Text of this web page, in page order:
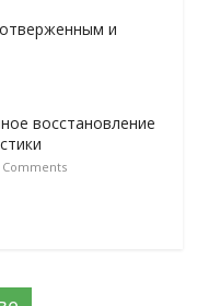
и
восстановление
Comments